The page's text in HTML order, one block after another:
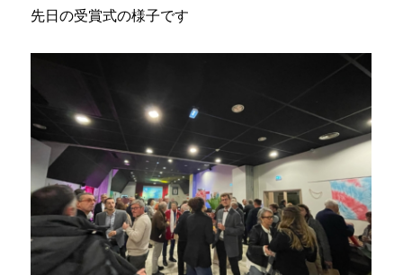
先日の受賞式の様子です